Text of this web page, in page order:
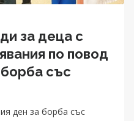
за деца с
по повод
със
ден за борба със